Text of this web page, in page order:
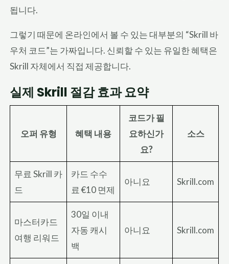
됩니다.
그렇기 때문에 온라인에서 볼 수 있는 대부분의 “Skrill 바
우처 코드”는 가짜입니다. 신뢰할 수 있는 유일한 혜택은
Skrill 자체에서 직접 제공합니다.
실제 Skrill 절감 효과 요약
오퍼 유형 혜택 내용
코드가 필
요하신가
요?
소스
무료 Skrill 카
드
카드 수수
료 €10 면제
아니요 Skrill.com
마스터카드
여행 리워드
30일 이내
자동 캐시
백
아니요 Skrill.com